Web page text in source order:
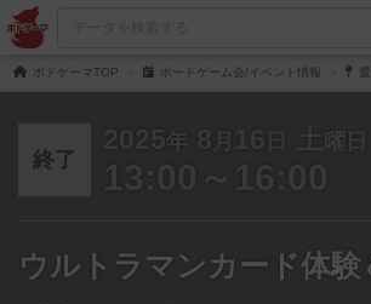
ボドゲーマTOP ボードゲーム会/イベント情報
終了
2025 年 8 月 16 日 土 曜日
13:00～16:00
ウルトラマンカード体験